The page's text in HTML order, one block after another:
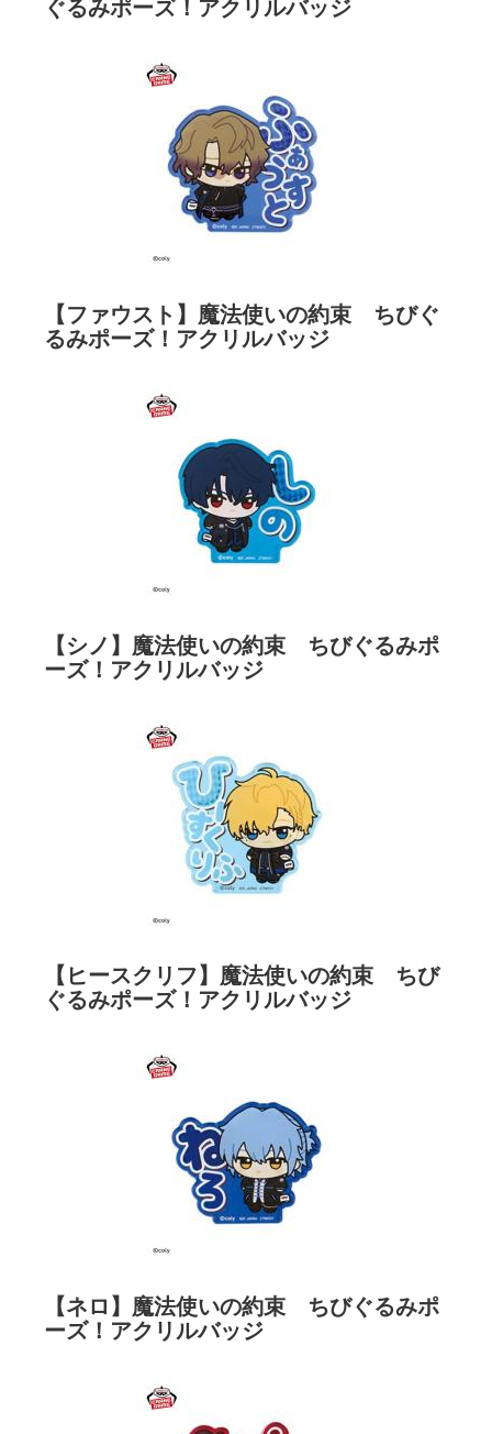
ぐるみポーズ！アクリルバッジ
【ファウスト】魔法使いの約束 ちびぐ
るみポーズ！アクリルバッジ
【シノ】魔法使いの約束 ちびぐるみポ
ーズ！アクリルバッジ
【ヒースクリフ】魔法使いの約束 ちび
ぐるみポーズ！アクリルバッジ
【ネロ】魔法使いの約束 ちびぐるみポ
ーズ！アクリルバッジ